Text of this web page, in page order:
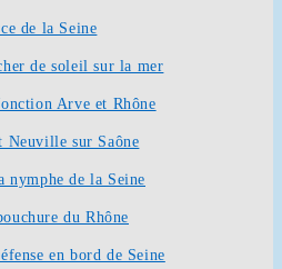
de la Seine
de soleil sur la mer
Arve et Rhône
Neuville sur Saône
nymphe de la Seine
du Rhône
en bord de Seine